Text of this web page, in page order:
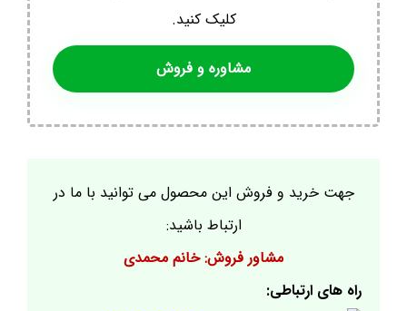
کلیک کنید.
مشاوره و فروش
جهت خرید و فروش این محصول می توانید با ما در
ارتباط باشید:
مشاور فروش: خانم محمدی
راه های ارتباطی: